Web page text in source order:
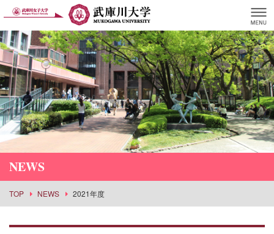
NEWS
TOP NEWS 2021年度